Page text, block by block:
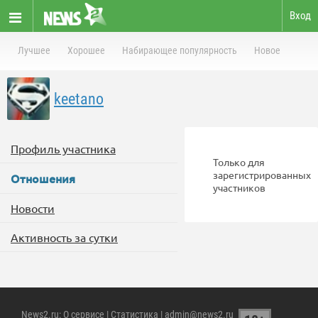
Вход
Лучшее Хорошее Набирающее популярность Новое
keetano
Профиль участника
Отношения
Новости
Активность за сутки
Только для
зарегистрированных
участников
News2.ru: О сервисе | Статистика | admin@news2.ru